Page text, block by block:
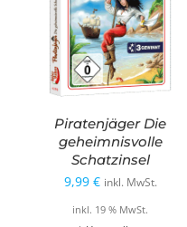
Piratenjäger Die
geheimnisvolle
Schatzinsel
9,99 € inkl. MwSt.
inkl. 19 % MwSt.